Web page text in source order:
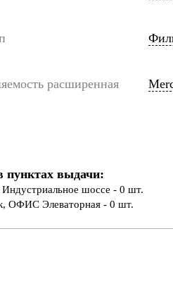
расширенная
пунктах выдачи:
шоссе - 0 шт.
ОФИС Элеваторная - 0 шт.